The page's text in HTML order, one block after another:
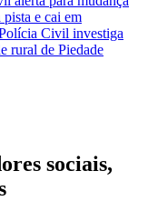
e cai em
Civil investiga
rural de Piedade
sociais,